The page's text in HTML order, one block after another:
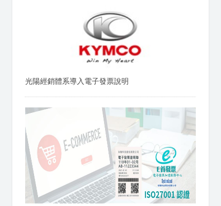
光陽經銷體系導入電子發票說明